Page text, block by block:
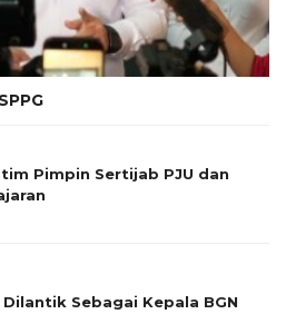
Pimpin Sertijab PJU dan
Sebagai Kepala BGN